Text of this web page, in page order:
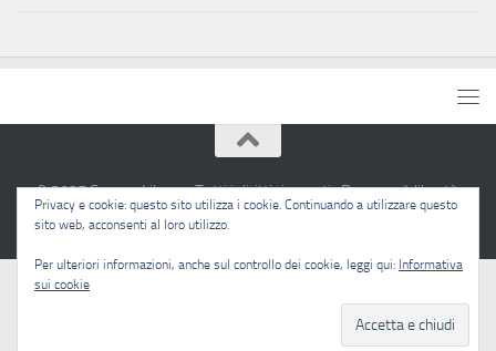
© 2025 Sapere Libero · Tutti i diritti riservati · Pensare è libertà.
Privacy e cookie: questo sito utilizza i cookie. Continuando a utilizzare questo
sito web, acconsenti al loro utilizzo.
Per ulteriori informazioni, anche sul controllo dei cookie, leggi qui: Informativa
sui cookie